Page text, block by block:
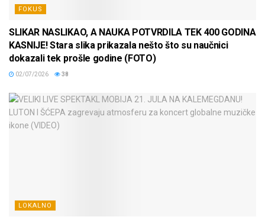
FOKUS
SLIKAR NASLIKAO, A NAUKA POTVRDILA TEK 400 GODINA
KASNIJE! Stara slika prikazala nešto što su naučnici
dokazali tek prošle godine (FOTO)
02/07/2026 38
LOKALNO